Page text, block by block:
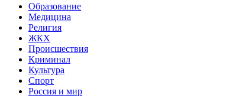
Образование
Медицина
Религия
ЖКХ
Происшествия
Криминал
Культура
Спорт
Россия и мир